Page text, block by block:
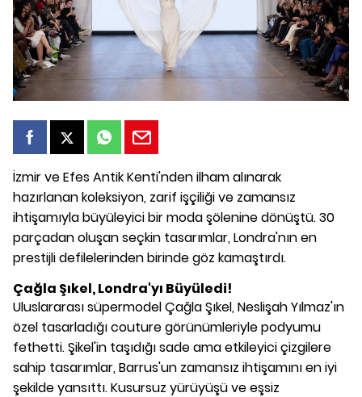
İzmir ve Efes Antik Kenti'nden ilham alınarak
hazırlanan koleksiyon, zarif işçiliği ve zamansız
ihtişamıyla büyüleyici bir moda şölenine dönüştü. 30
parçadan oluşan seçkin tasarımlar, Londra'nın en
prestijli defilelerinden birinde göz kamaştırdı.
Çağla Şıkel, Londra'yı Büyüledi!
Uluslararası süpermodel Çağla Şıkel, Neslişah Yılmaz'ın
özel tasarladığı couture görünümleriyle podyumu
fethetti. Şikel'in taşıdığı sade ama etkileyici çizgilere
sahip tasarımlar, Barrus'un zamansız ihtişamını en iyi
şekilde yansıttı. Kusursuz yürüyüşü ve eşsiz